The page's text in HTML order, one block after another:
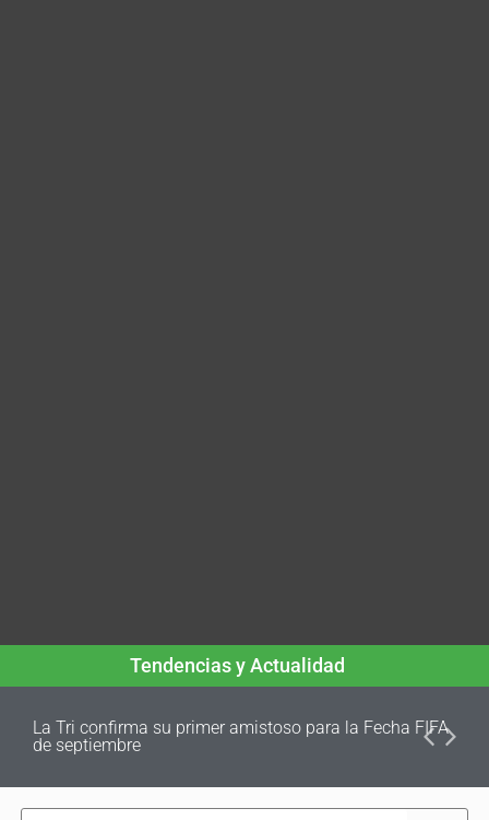
Tendencias y Actualidad
La Tri confirma su primer amistoso para la Fecha FIFA
de septiembre